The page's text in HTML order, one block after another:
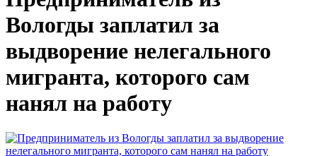
Вологды заплатил за
выдворение нелегального
мигранта, которого сам
нанял на работу